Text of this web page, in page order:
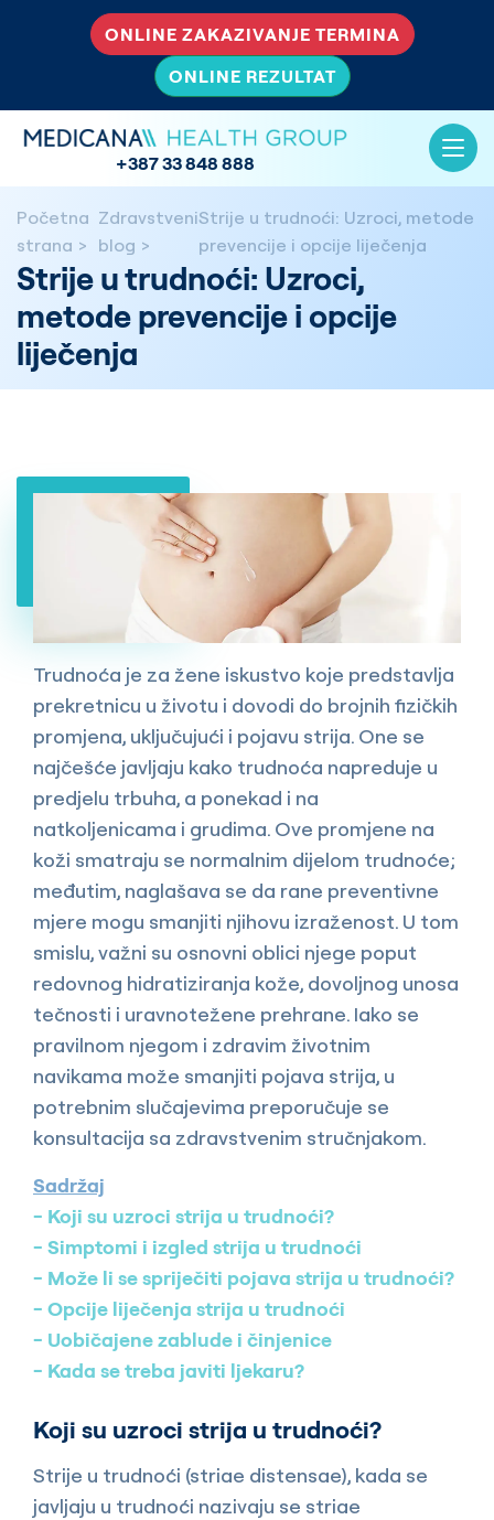
ONLINE ZAKAZIVANJE TERMINA
ONLINE REZULTAT
+387 33 848 888
Početna
strana
Zdravstveni
blog
Strije u trudnoći: Uzroci, metode
prevencije i opcije liječenja
Strije u trudnoći: Uzroci,
metode prevencije i opcije
liječenja
Trudnoća je za žene iskustvo koje predstavlja
prekretnicu u životu i dovodi do brojnih fizičkih
promjena, uključujući i pojavu strija. One se
najčešće javljaju kako trudnoća napreduje u
predjelu trbuha, a ponekad i na
natkoljenicama i grudima. Ove promjene na
koži smatraju se normalnim dijelom trudnoće;
međutim, naglašava se da rane preventivne
mjere mogu smanjiti njihovu izraženost. U tom
smislu, važni su osnovni oblici njege poput
redovnog hidratiziranja kože, dovoljnog unosa
tečnosti i uravnotežene prehrane. Iako se
pravilnom njegom i zdravim životnim
navikama može smanjiti pojava strija, u
potrebnim slučajevima preporučuje se
konsultacija sa zdravstvenim stručnjakom.
Sadržaj
Koji su uzroci strija u trudnoći?
Simptomi i izgled strija u trudnoći
Može li se spriječiti pojava strija u trudnoći?
Opcije liječenja strija u trudnoći
Uobičajene zablude i činjenice
Kada se treba javiti ljekaru?
Koji su uzroci strija u trudnoći?
Strije u trudnoći (striae distensae), kada se
javljaju u trudnoći nazivaju se striae